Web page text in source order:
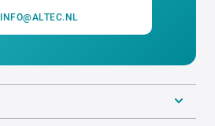
INFO@ALTEC.NL